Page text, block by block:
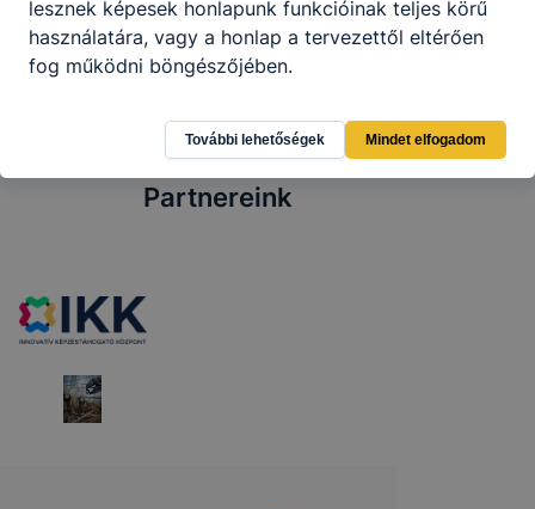
Partnereink
lesznek képesek honlapunk funkcióinak teljes körű
használatára, vagy a honlap a tervezettől eltérően
fog működni böngészőjében.
További lehetőségek Mindet elfogadom